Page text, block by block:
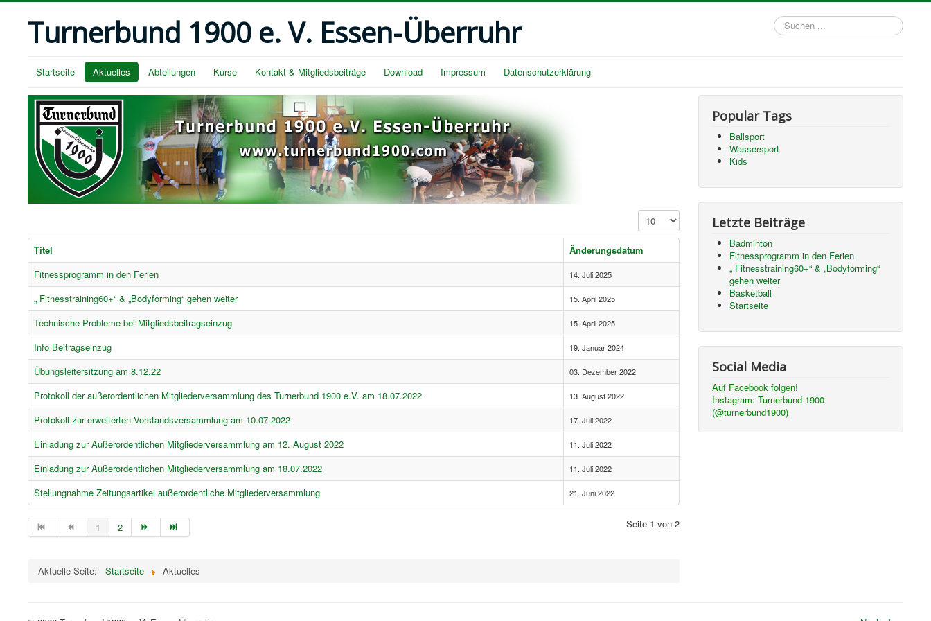
Turnerbund 1900 e. V. Essen-Überruhr
Suchen
...
Startseite Aktuelles Abteilungen Kurse Kontakt & Mitgliedsbeiträge Download Impressum Datenschutzerklärung
Anzeige #
Titel
Änderungsdatum
Fitnessprogramm in den Ferien
14. Juli 2025
„ Fitnesstraining60+“ & „Bodyforming“ gehen weiter 15. April 2025
Technische Probleme bei Mitgliedsbeitragseinzug 15. April 2025
Info Beitragseinzug 19. Januar 2024
Übungsleitersitzung am 8.12.22 03. Dezember 2022
Protokoll der außerordentlichen Mitgliederversammlung des Turnerbund 1900 e.V. am 18.07.2022 13. August 2022
Protokoll zur erweiterten Vorstandsversammlung am 10.07.2022 17. Juli 2022
Einladung zur Außerordentlichen Mitgliederversammlung am 12. August 2022 11. Juli 2022
Einladung zur Außerordentlichen Mitgliederversammlung am 18.07.2022 11. Juli 2022
Stellungnahme Zeitungsartikel außerordentliche Mitgliederversammlung 21. Juni 2022
Seite 1 von 2
1 2
Aktuelle Seite: Startseite Aktuelles
Popular Tags
Ballsport
Wassersport
Kids
Letzte Beiträge
Badminton
Fitnessprogramm in den Ferien
„ Fitnesstraining60+“ & „Bodyforming“
gehen weiter
Basketball
Startseite
Social Media
Auf Facebook folgen!
Instagram:Turnerbund 1900
(@turnerbund1900)